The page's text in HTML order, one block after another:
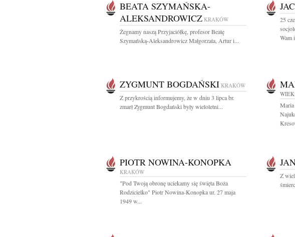
BEATA SZYMAŃSKA-
ALEKSANDROWICZ KRAKÓW
Żegnamy naszą Przyjaciółkę, profesor Beatę
Szymańską-Aleksandrowicz Małgorzata, Artur i...
25
Wam
ZYGMUNT BOGDAŃSKI KRAKÓW
Z przykrością informujemy, że w dniu 3 lipca br.
zmarł Zygmunt Bogdański były wieloletni...
Maria
PIOTR NOWINA-KONOPKA
KRAKÓW
"Pod Twoją obronę uciekamy się święta Boża
Rodzicielko" Piotr Nowina-Konopka ur. 27 maja
1949 w...
Z